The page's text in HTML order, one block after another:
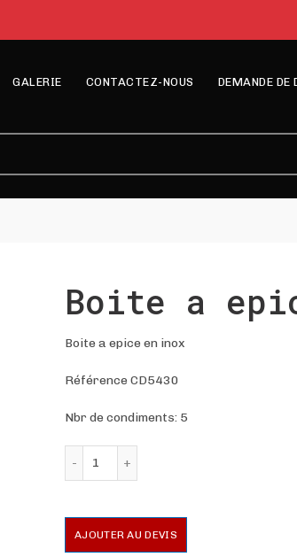
GALERIE CONTACTEZ-NOUS DEMANDE DE
Boite a
Boite a epice en inox
Référence CD5430
Nbr de condiments: 5
AJOUTER AU DEVIS